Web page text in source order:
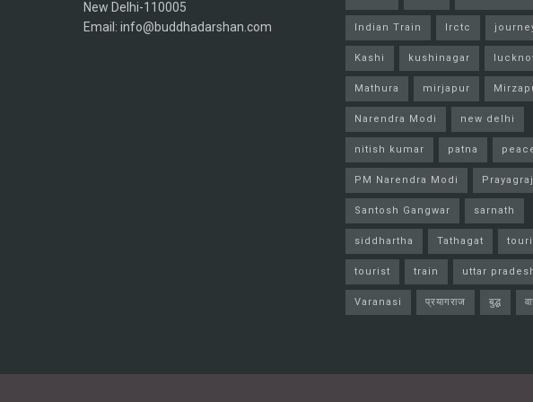
New Delhi-110005
Email: info@buddhadarshan.com
Indian Train Irctc
Kashi kushinagar
Mathura mirjapur
Narendra Modi new delhi
nitish kumar patna
PM Narendra Modi Prayagraj
Santosh Gangwar sarnath
siddhartha Tathagat
tourist train uttar
Varanasi प्रयागराज बुद्ध